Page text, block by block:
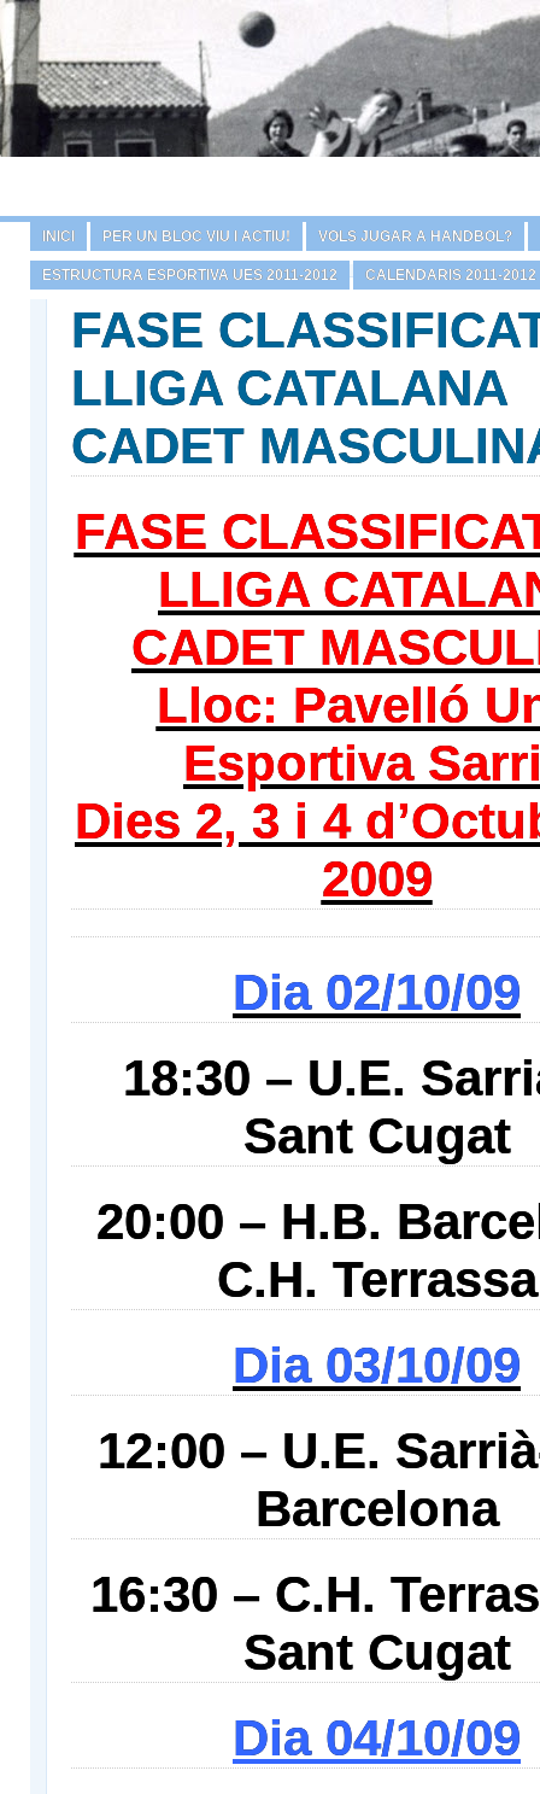
INICI PER UN BLOC VIU I ACTIU! VOLS JUGAR A HANDBOL?
ESTRUCTURA ESPORTIVA UES 2011-2012 CALENDARIS 2011-2012
FASE
LLIGA CATALANA
CADET
FASE
LLIGA
CADET
Lloc: Pavelló
Esportiva
Dies 2, 3 i 4
2009
Dia 02/10/09
18:30 – U.E.
Sant Cugat
20:00 – H.B.
C.H. Terrassa
Dia 03/10/09
12:00 – U.E.
Barcelona
16:30 – C.H.
Sant Cugat
Dia 04/10/09